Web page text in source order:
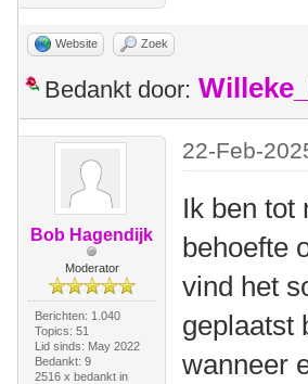
Website Zoek
Bedankt door:
Bob Hagendijk
Moderator
Berichten: 1.040
Topics: 51
Lid sinds: May 2022
Bedankt: 9
2516 x bedankt in
22-Feb-
Ik ben tot
behoefte
vind het
geplaatst
wanneer